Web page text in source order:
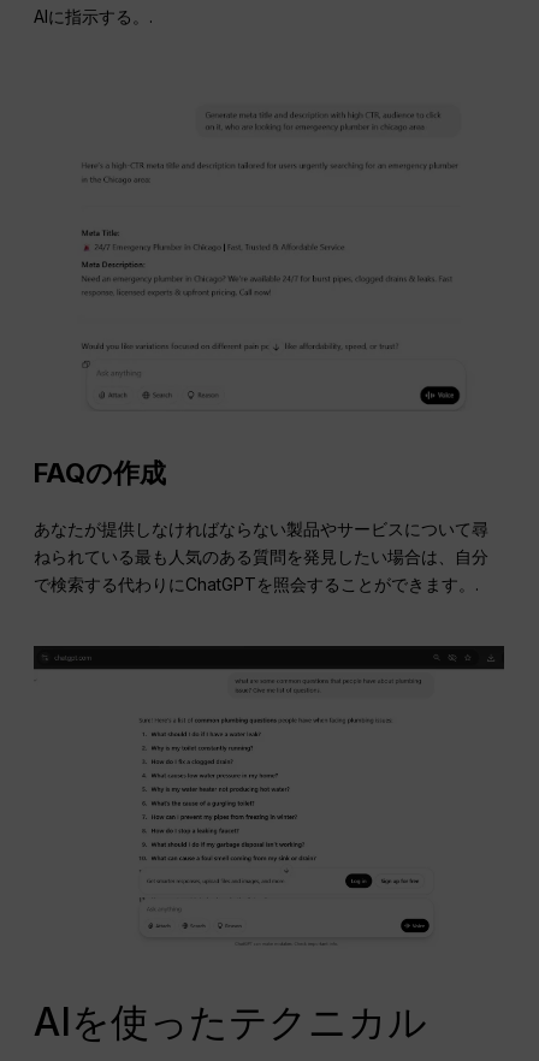
AIに指示する。.
FAQの作成
あなたが提供しなければならない製品やサービスについて尋
ねられている最も人気のある質問を発見したい場合は、自分
で検索する代わりにChatGPTを照会することができます。.
AIを使ったテクニカル